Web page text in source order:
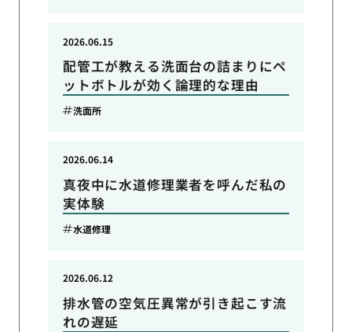
配管工が教える洗面台の詰まりにペ
ットボトルが効く論理的な理由
2026.06.15
洗面所
真夜中に水道修理業者を呼んだ私の
実体験
2026.06.14
水道修理
排水管の空気圧異常が引き起こす流
れの遅延
2026.06.12